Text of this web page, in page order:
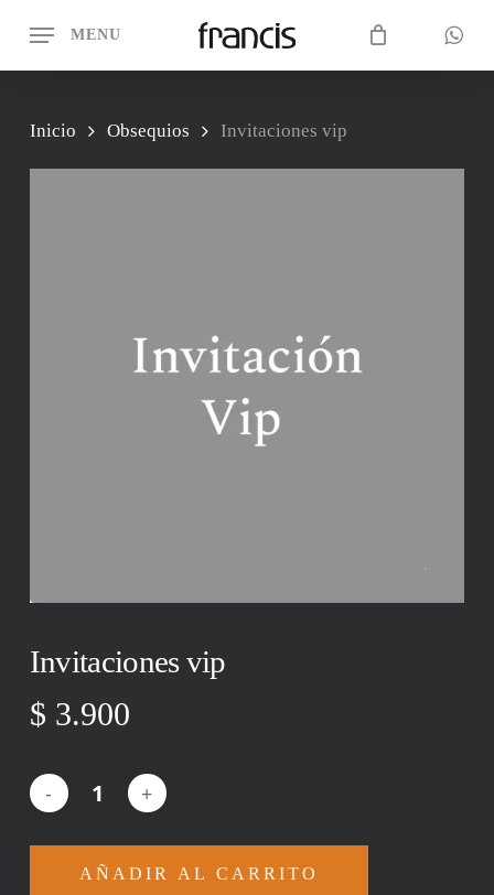
main
MENU
CLOSE
Inicio Obsequios Invitaciones vip
Invitaciones vip
$ 3.900
AÑADIR AL CARRITO